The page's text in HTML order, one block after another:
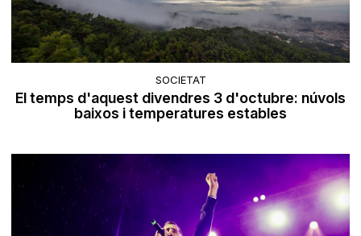
SOCIETAT
El temps d'aquest divendres 3 d'octubre: núvols
baixos i temperatures estables